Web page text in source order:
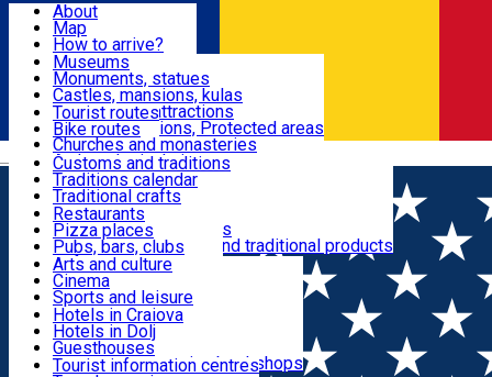
Română
Attractions
Routes
Customs, Traditions
Food & Drinks
Leisure & Fun
Accommodation
Useful
About
Map
How to arrive?
Recommendations
Tourist attractions
News
Museums
Monuments, statues
Castles, mansions, kulas
Architectural attractions
Natural attractions, Protected areas
Churches and monasteries
Archaeological sites
Parks and gardens
Tourist routes
Bike routes
Customs and traditions
Traditions calendar
Traditional crafts
Traditional cuisine
Wineries and vineyards
Local manufacturers and traditional products
Restaurants
Pizza places
Pubs, bars, clubs
Cafes and teahouses
Sweets and ice cream
Fast-food
Arts and culture
Cinema
Sports and leisure
Horse riding
Swimming pools
Zoo
Shopping, souvenirs, bookshops
Hotels in Craiova
Hotels in Dolj
Guesthouses
Villas
Tourist information centres